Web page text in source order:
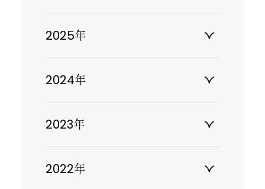
2025年
2024年
2023年
2022年